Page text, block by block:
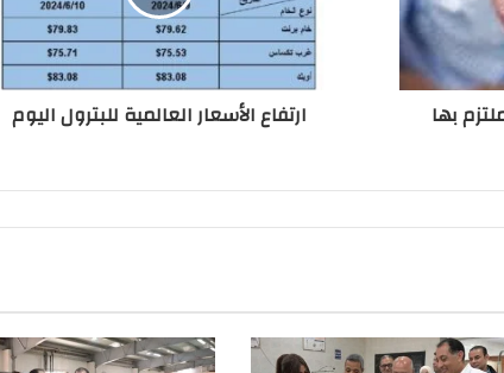
بها ارتفاع الأسعار العالمية للبترول اليوم